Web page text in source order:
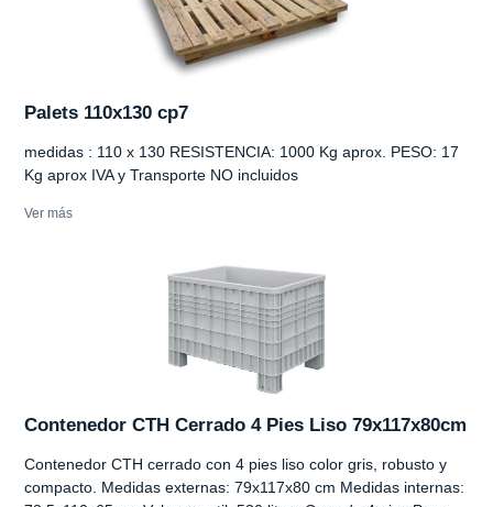
Palets 110x130 cp7
medidas : 110 x 130 RESISTENCIA: 1000 Kg aprox. PESO: 17
Kg aprox IVA y Transporte NO incluidos
Ver más
Contenedor CTH Cerrado 4 Pies Liso 79x117x80cm
Contenedor CTH cerrado con 4 pies liso color gris, robusto y
compacto. Medidas externas: 79x117x80 cm Medidas internas: